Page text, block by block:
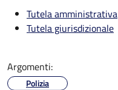
Tutela amministrativa
Tutela giurisdizionale
Argomenti:
Polizia